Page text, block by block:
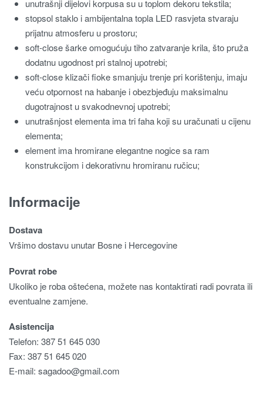
unutrašnji dijelovi korpusa su u toplom dekoru tekstila;
stopsol staklo i ambijentalna topla LED rasvjeta stvaraju
prijatnu atmosferu u prostoru;
soft-close šarke omogućuju tiho zatvaranje krila, što pruža
dodatnu ugodnost pri stalnoj upotrebi;
soft-close klizači fioke smanjuju trenje pri korištenju, imaju
veću otpornost na habanje i obezbjeđuju maksimalnu
dugotrajnost u svakodnevnoj upotrebi;
unutrašnjost elementa ima tri faha koji su uračunati u cijenu
elementa;
element ima hromirane elegantne nogice sa ram
konstrukcijom i dekorativnu hromiranu ručicu;
Informacije
Dostava
Vršimo dostavu unutar Bosne i Hercegovine
Povrat robe
Ukoliko je roba oštećena, možete nas kontaktirati radi povrata ili
eventualne zamjene.
Asistencija
Telefon: 387 51 645 030
Fax: 387 51 645 020
E-mail: sagadoo@gmail.com